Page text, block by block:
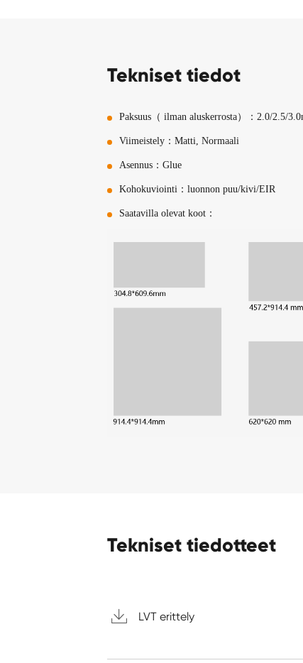
Tekniset tiedot
Paksuus（ ilman aluskerrosta）：2.0/2.5/
Viimeistely：Matti, Normaali
Asennus：Glue
Kohokuviointi：luonnon puu/kivi/EIR
Saatavilla olevat koot：
Tekniset tiedotteet
 LVT erittely